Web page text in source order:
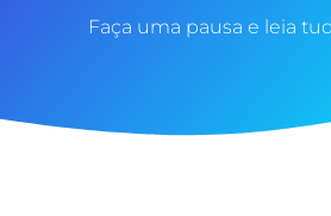
Faça uma pausa e leia